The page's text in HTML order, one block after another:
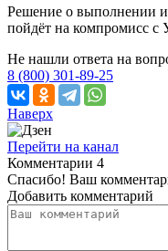
Решение о выполнении
пойдёт на компромисс с
Не нашли ответа на
8 (800) 301-89-25
Наверх
Перейти на канал
Комментарии 4
Спасибо! Ваш
Добавить комментарий